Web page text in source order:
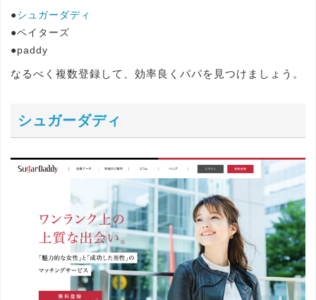
●シュガーダディ
●ペイターズ
●paddy
なるべく複数登録して、効率良くパパを見つけましょう。
シュガーダディ